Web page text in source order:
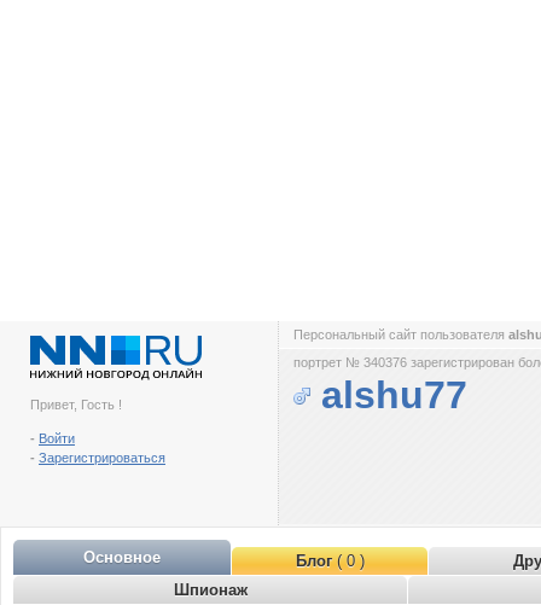
Привет, Гость !
- Войти
- Зарегистрироваться
Персональный сайт пользователя
портрет № 340376 зарегистрирован
alshu77
Основное Блог( 0 )
Шпионаж